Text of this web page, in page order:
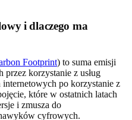
i dlaczego ma
Footprint) to suma emisji
korzystanie z usług
po korzystanie z
które w ostatnich latach
i zmusza do
cyfrowych.